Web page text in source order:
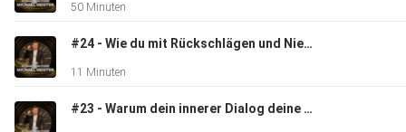
50 Minuten
#24 - Wie du mit Rückschlägen und Niederlagen umgehst
11 Minuten
#23 - Warum dein innerer Dialog deine Realität bestimmt – und wie du ihn optimierst